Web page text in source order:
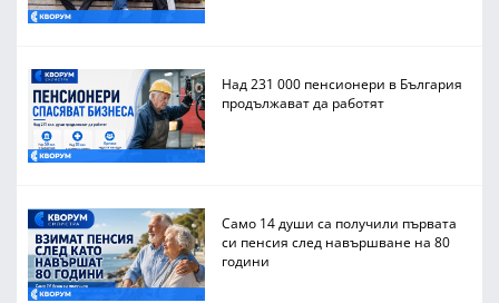
Над 231 000 пенсионери в България
продължават да работят
Само 14 души са получили първата
си пенсия след навършване на 80
години